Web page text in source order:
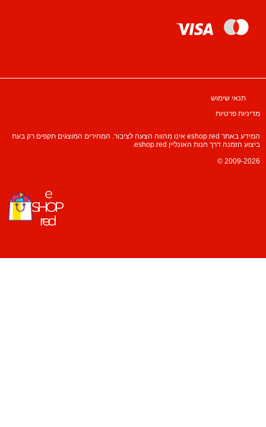
תנאי שימוש
מדיניות פרטיות
המידע באתר eshop.red אינו מהווה הצעה לציבור. המחירים המוצגים תקפים רק בעת
ביצוע הזמנה דרך חנות האונליין eshop.red.
© 2009-2026